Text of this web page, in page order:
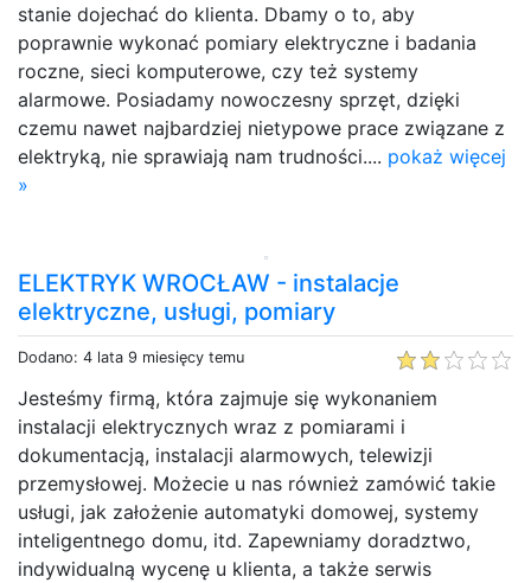
stanie dojechać do klienta. Dbamy o to, aby
poprawnie wykonać pomiary elektryczne i badania
roczne, sieci komputerowe, czy też systemy
alarmowe. Posiadamy nowoczesny sprzęt, dzięki
czemu nawet najbardziej nietypowe prace związane z
elektryką, nie sprawiają nam trudności.... pokaż więcej
»
ELEKTRYK WROCŁAW - instalacje
elektryczne, usługi, pomiary
Dodano: 4 lata 9 miesięcy temu
Jesteśmy firmą, która zajmuje się wykonaniem
instalacji elektrycznych wraz z pomiarami i
dokumentacją, instalacji alarmowych, telewizji
przemysłowej. Możecie u nas również zamówić takie
usługi, jak założenie automatyki domowej, systemy
inteligentnego domu, itd. Zapewniamy doradztwo,
indywidualną wycenę u klienta, a także serwis